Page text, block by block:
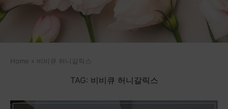
Home » 비비큐 허니갈릭스
TAG: 비비큐 허니갈릭스